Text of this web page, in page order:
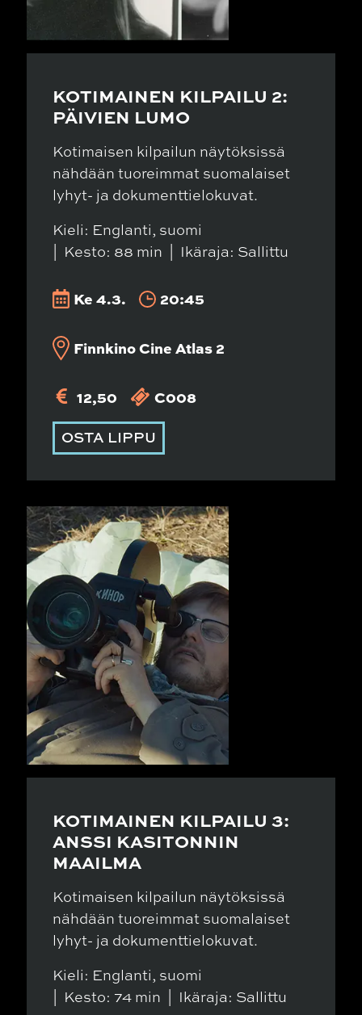
KOTIMAINEN KILPAILU 2:
PÄIVIEN LUMO
Kotimaisen kilpailun näytöksissä
nähdään tuoreimmat suomalaiset
lyhyt- ja dokumenttielokuvat.
Kieli: Englanti, suomi
Kesto: 88 min
Ikäraja: Sallittu
Ke 4.3. 20:45
Finnkino Cine Atlas 2
12,50 C008
OSTA LIPPU
KOTIMAINEN KILPAILU 3:
ANSSI KASITONNIN
MAAILMA
Kotimaisen kilpailun näytöksissä
nähdään tuoreimmat suomalaiset
lyhyt- ja dokumenttielokuvat.
Kieli: Englanti, suomi
Kesto: 74 min
Ikäraja: Sallittu